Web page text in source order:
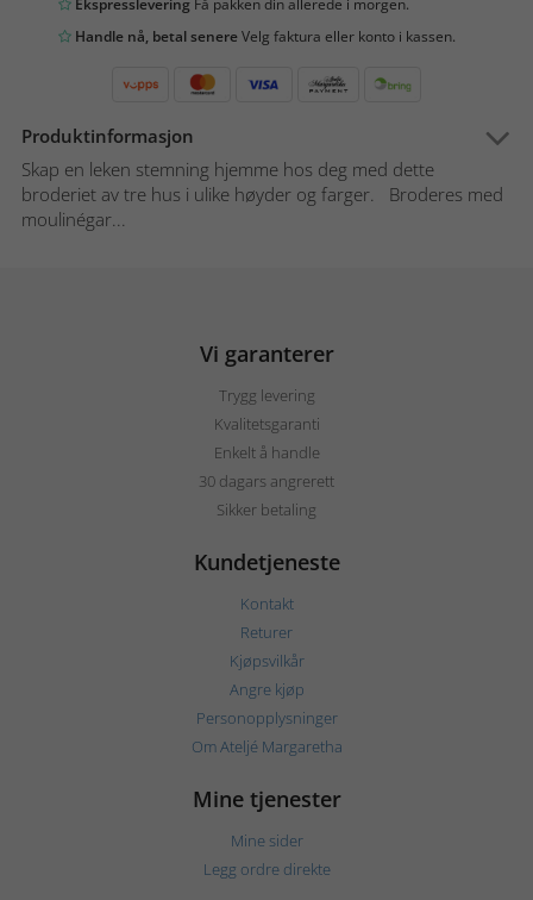
Ekspresslevering Få pakken din allerede i morgen.
Handle nå, betal senereVelg faktura eller konto i kassen.
Produktinformasjon
Skap en leken stemning hjemme hos deg med dette
broderiet av tre hus i ulike høyder og farger. Broderes med
moulinégar...
Vi garanterer
Trygg levering
Kvalitetsgaranti
Enkelt å handle
30 dagars angrerett
Sikker betaling
Kundetjeneste
Kontakt
Returer
Kjøpsvilkår
Angre kjøp
Personopplysninger
Om Ateljé Margaretha
Mine tjenester
Mine sider
Legg ordre direkte